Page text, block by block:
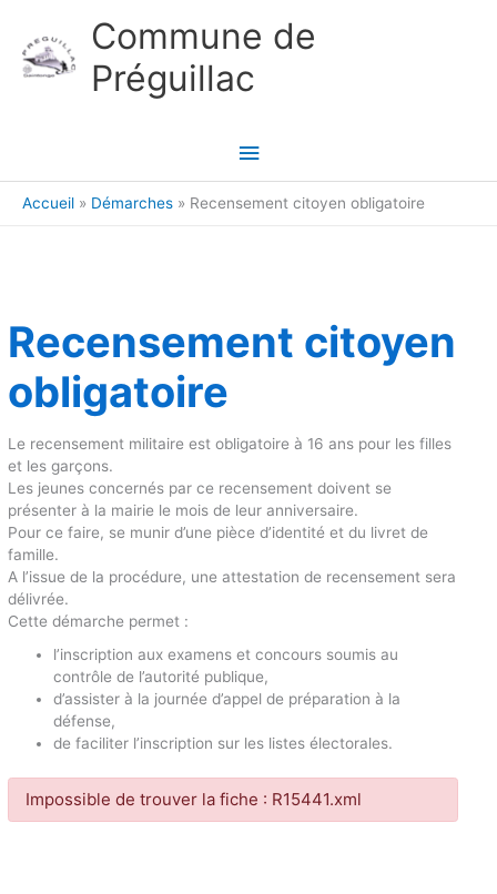
Commune de
Préguillac
Menu
principal
Accueil Démarches Recensement citoyen obligatoire
Recensement citoyen
obligatoire
Le recensement militaire est obligatoire à 16 ans pour les filles
et les garçons.
Les jeunes concernés par ce recensement doivent se
présenter à la mairie le mois de leur anniversaire.
Pour ce faire, se munir d’une pièce d’identité et du livret de
famille.
A l’issue de la procédure, une attestation de recensement sera
délivrée.
Cette démarche permet :
l’inscription aux examens et concours soumis au
contrôle de l’autorité publique,
d’assister à la journée d’appel de préparation à la
défense,
de faciliter l’inscription sur les listes électorales.
Impossible de trouver la fiche : R15441.xml